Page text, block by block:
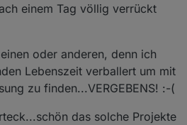
einem Tag völlig verrückt
oder anderen, denn ich
Lebenszeit verballert um mit
zu finden...VERGEBENS! :-(
das solche Projekte